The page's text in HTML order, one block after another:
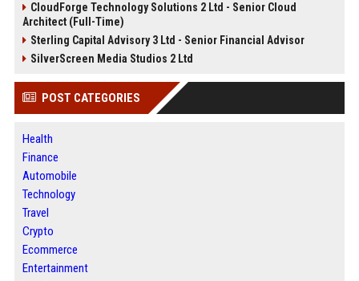
CloudForge Technology Solutions 2 Ltd - Senior Cloud
Architect (Full-Time)
Sterling Capital Advisory 3 Ltd - Senior Financial Advisor
SilverScreen Media Studios 2 Ltd
POST CATEGORIES
Health
Finance
Automobile
Technology
Travel
Crypto
Ecommerce
Entertainment